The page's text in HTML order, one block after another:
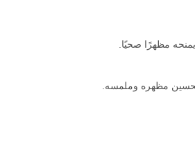
مظهرًا صحيًا.
تحسين مظهره وملمسه.